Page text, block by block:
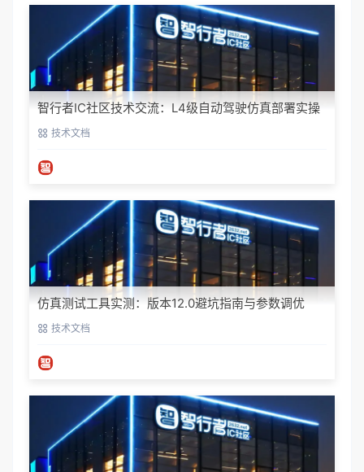
智行者IC社区技术交流：L4级自动驾驶仿真部署实操
指南技术文档
仿真测试工具实测：版本12.0避坑指南与参数调优
技术文档